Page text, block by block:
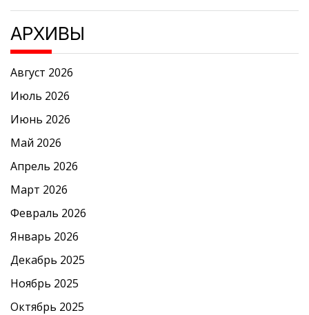
АРХИВЫ
Август 2026
Июль 2026
Июнь 2026
Май 2026
Апрель 2026
Март 2026
Февраль 2026
Январь 2026
Декабрь 2025
Ноябрь 2025
Октябрь 2025